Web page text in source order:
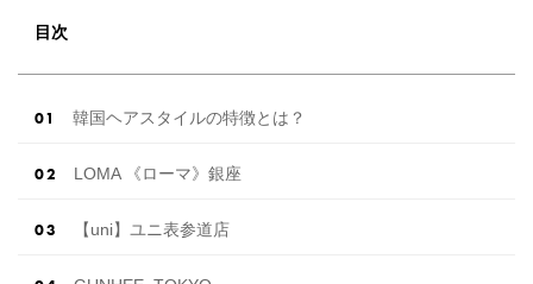
目次
韓国ヘアスタイルの特徴とは？
LOMA 《ローマ》銀座
【uni】ユニ表参道店